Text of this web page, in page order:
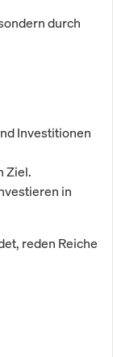
durch
Investitionen
Ziel.
in
reden Reiche